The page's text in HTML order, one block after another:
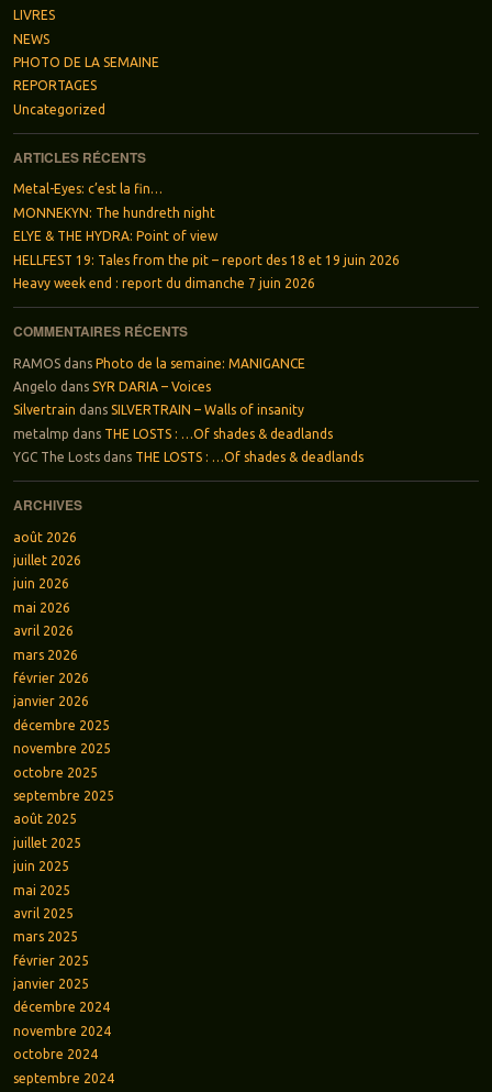
LIVRES
NEWS
PHOTO DE LA SEMAINE
REPORTAGES
Uncategorized
ARTICLES RÉCENTS
Metal-Eyes: c’est la fin…
MONNEKYN: The hundreth night
ELYE & THE HYDRA: Point of view
HELLFEST 19: Tales from the pit – report des 18 et 19 juin 2026
Heavy week end : report du dimanche 7 juin 2026
COMMENTAIRES RÉCENTS
RAMOSdans Photo de la semaine: MANIGANCE
Angelo dans SYR DARIA – Voices
Silvertrain dans SILVERTRAIN – Walls of insanity
metalmp dans THE LOSTS : …Of shades & deadlands
YGC The Lostsdans THE LOSTS : …Of shades & deadlands
ARCHIVES
août 2026
juillet 2026
juin 2026
mai 2026
avril 2026
mars 2026
février 2026
janvier 2026
décembre 2025
novembre 2025
octobre 2025
septembre 2025
août 2025
juillet 2025
juin 2025
mai 2025
avril 2025
mars 2025
février 2025
janvier 2025
décembre 2024
novembre 2024
octobre 2024
septembre 2024